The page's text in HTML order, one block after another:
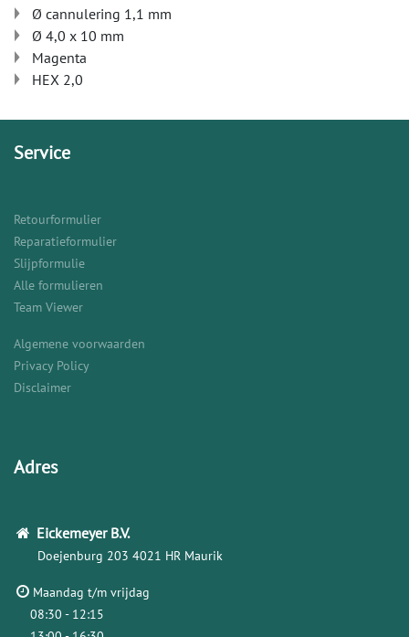
Ø cannulering 1,1 mm
Ø 4,0 x 10 mm
Magenta
HEX 2,0
Service
Retourformulier
Reparatieformulier
Slijpformulie
Alle formulieren
Team Viewer
Algemene voorwaarden
Privacy Policy
Disclaimer
Adres
Eickemeyer B.V.
Doejenburg 203 4021 HR Maurik
Maandag t/m vrijdag
08:30 - 12:15